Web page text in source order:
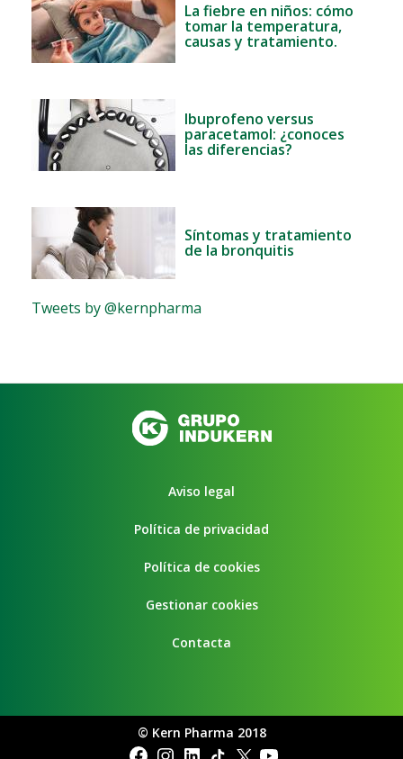
La fiebre en niños: cómo
tomar la temperatura,
causas y tratamiento.
Ibuprofeno versus
paracetamol: ¿conoces
las diferencias?
Síntomas y tratamiento
de la bronquitis
Tweets by @kernpharma
Aviso legal
Política de privacidad
Política de cookies
Gestionar cookies
Contacta
© Kern Pharma 2018